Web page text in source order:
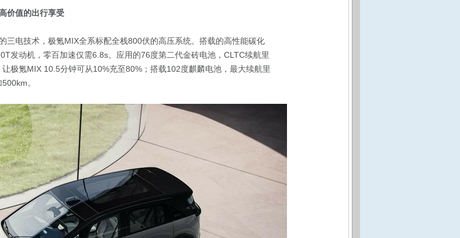
价值的出行享受
三电技术，极氪MIX全系标配全栈800伏的高压系统。搭载的高性能碳化
发动机，零百加速仅需6.8s。应用的76度第二代金砖电池，CLTC续航里
极氪MIX 10.5分钟可从10%充至80%；搭载102度麒麟电池，最大续航里
。